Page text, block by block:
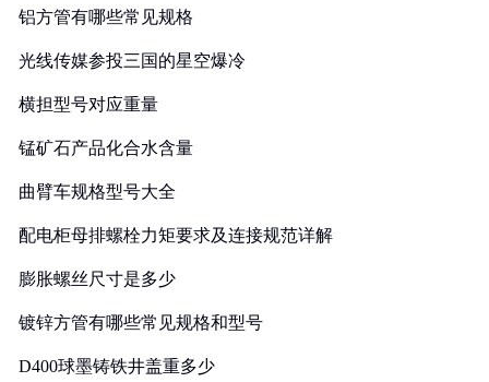
铝方管有哪些常见规格
光线传媒参投三国的星空爆冷
横担型号对应重量
锰矿石产品化合水含量
曲臂车规格型号大全
配电柜母排螺栓力矩要求及连接规范详解
膨胀螺丝尺寸是多少
镀锌方管有哪些常见规格和型号
D400球墨铸铁井盖重多少